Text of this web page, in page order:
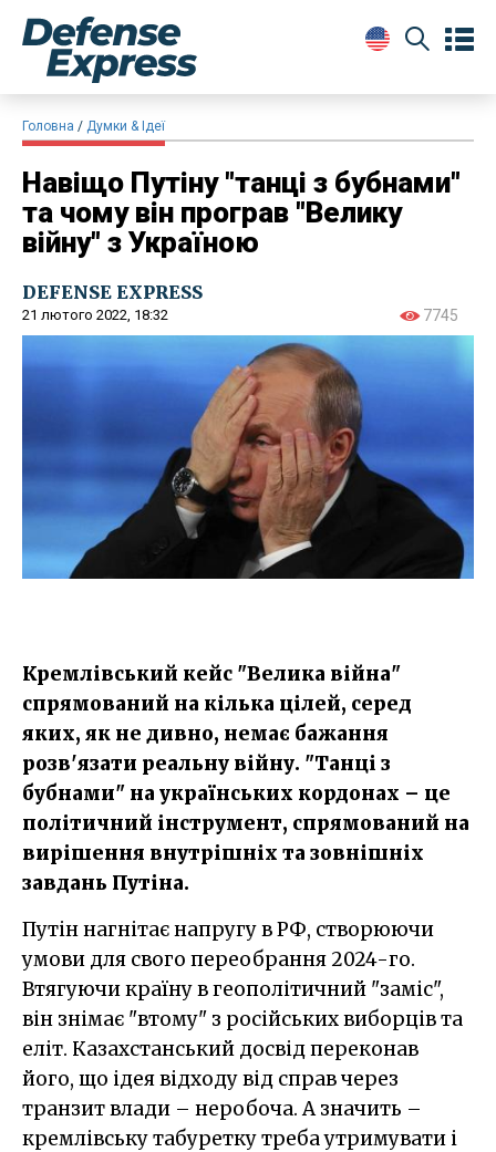
Головна Думки & Ідеї
Навіщо Путіну "танці з бубнами"
та чому він програв "Велику
війну" з Україною
DEFENSE EXPRESS
21 лютого 2022, 18:32 7745
Кремлівський кейс "Велика війна"
спрямований на кілька цілей, серед
яких, як не дивно, немає бажання
розв'язати реальну війну. "Танці з
бубнами" на українських кордонах – це
політичний інструмент, спрямований на
вирішення внутрішніх та зовнішніх
завдань Путіна.
Путін нагнітає напругу в РФ, створюючи
умови для свого переобрання 2024-го.
Втягуючи країну в геополітичний "заміс",
він знімає "втому" з російських виборців та
еліт. Казахстанський досвід переконав
його, що ідея відходу від справ через
транзит влади – неробоча. А значить –
кремлівську табуретку треба утримувати і